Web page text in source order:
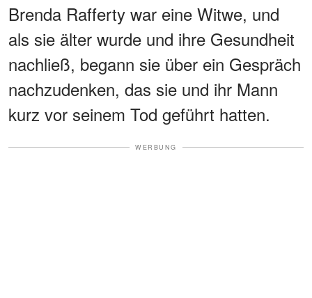
Brenda Rafferty war eine Witwe, und
als sie älter wurde und ihre Gesundheit
nachließ, begann sie über ein Gespräch
nachzudenken, das sie und ihr Mann
kurz vor seinem Tod geführt hatten.
WERBUNG